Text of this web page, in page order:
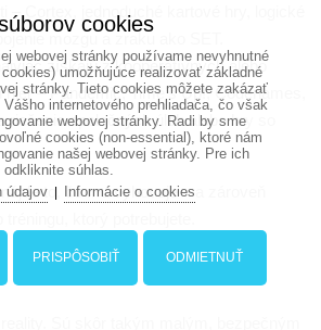
– Cortex, jednoduché kartové hry, logické
získajú z kooperatívnych alebo
– Pandemic, Time’s Up!, Codenames,
riešenie spoločných úloh alebo hry so
to, čo mu vyhovuje – a zároveň
cookies
webovej stránky používame nevyhnutné
umožňujúce realizovať základné
stránky. Tieto cookies môžete zakázať
internetového prehliadača, čo však
webovej stránky. Radi by sme
cookies (non-essential), ktoré nám
našej webovej stránky. Pre ich
súhlas.
údajov| Informácie o cookies
PRISPÔSOBIŤ ODMIETNUŤ